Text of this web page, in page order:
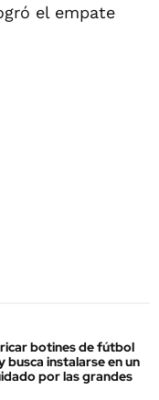
el empate
botines de fútbol
busca instalarse en un
por las grandes